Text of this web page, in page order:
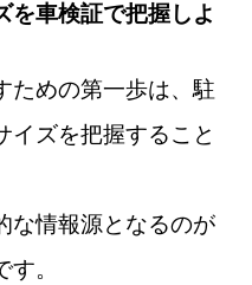
を車検証で把握しよ
ための第一歩は、駐
イズを把握すること
な情報源となるのが
。